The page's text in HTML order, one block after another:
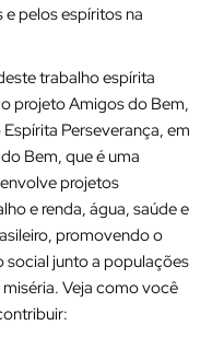
pelos espíritos na
trabalho espírita
projeto Amigos do Bem,
Perseverança, em
Bem, que é uma
projetos
e renda, água, saúde e
promovendo o
social junto a populações
Veja como você